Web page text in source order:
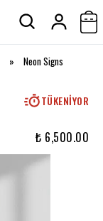
» Neon Signs
TÜKENIYOR
₺ 6,500.00